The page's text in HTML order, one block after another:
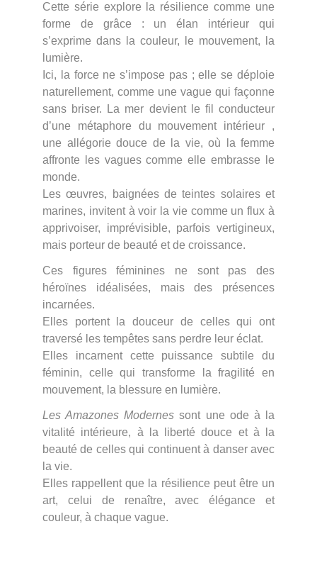
Cette série explore la résilience comme une
forme de grâce : un élan intérieur qui
s’exprime dans la couleur, le mouvement, la
lumière.
Ici, la force ne s’impose pas ; elle se déploie
naturellement, comme une vague qui façonne
sans briser. La mer devient le fil conducteur
d’une métaphore du mouvement intérieur ,
une allégorie douce de la vie, où la femme
affronte les vagues comme elle embrasse le
monde.
Les œuvres, baignées de teintes solaires et
marines, invitent à voir la vie comme un flux à
apprivoiser, imprévisible, parfois vertigineux,
mais porteur de beauté et de croissance.
Ces figures féminines ne sont pas des
héroïnes idéalisées, mais des présences
incarnées.
Elles portent la douceur de celles qui ont
traversé les tempêtes sans perdre leur éclat.
Elles incarnent cette puissance subtile du
féminin, celle qui transforme la fragilité en
mouvement, la blessure en lumière.
Les Amazones Modernes sont une ode à la
vitalité intérieure, à la liberté douce et à la
beauté de celles qui continuent à danser avec
la vie.
Elles rappellent que la résilience peut être un
art, celui de renaître, avec élégance et
couleur, à chaque vague.